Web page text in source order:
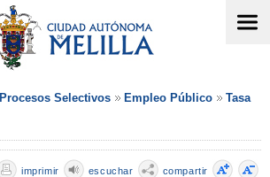
Procesos Selectivos Empleo Público Tasa
compartir
escuchar
imprimir